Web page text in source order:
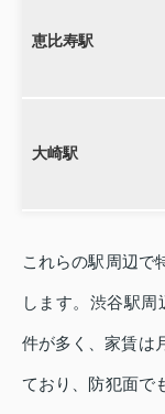
恵比寿駅
大崎駅
これらの駅周辺で
します。渋谷駅
件が多く、家賃は
ており、防犯面で